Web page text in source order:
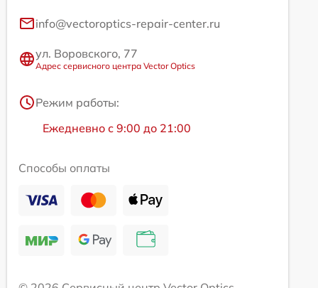
info@vectoroptics-repair-center.ru
ул. Воровского, 77
Адрес сервисного центра Vector Optics
Режим работы:
Ежедневно с 9:00 до 21:00
Способы оплаты